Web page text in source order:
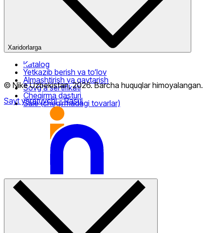
Xaridorlarga
Katalog
Yetkazib berish va to‘lov
Almashtirish va qaytarish
Sovg‘a sertifikati
Chegirma dasturi
Sale (chegirmadagi tovarlar)
© Nike Uzbekistan,2026.Barcha huquqlar himoyalangan.
Sayt yaratuvchi- Rasul